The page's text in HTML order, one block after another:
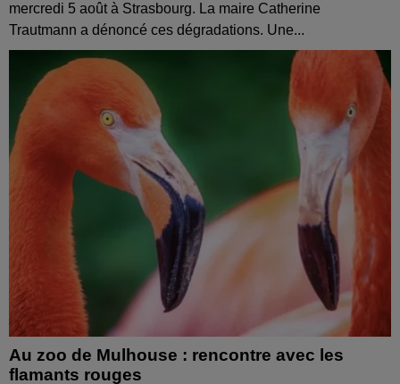
mercredi 5 août à Strasbourg. La maire Catherine
Trautmann a dénoncé ces dégradations. Une...
Au zoo de Mulhouse : rencontre avec les
flamants rouges